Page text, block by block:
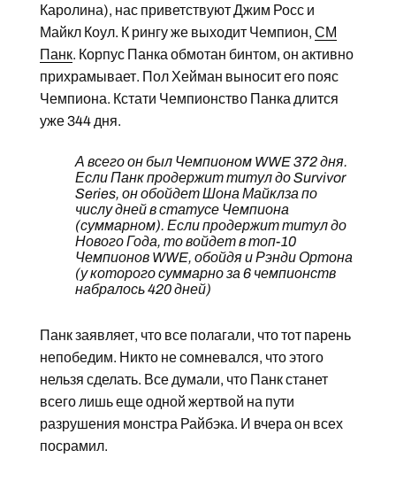
Каролина), нас приветствуют Джим Росс и
Майкл Коул. К рингу же выходит Чемпион, СМ
Панк. Корпус Панка обмотан бинтом, он активно
прихрамывает. Пол Хейман выносит его пояс
Чемпиона. Кстати Чемпионство Панка длится
уже 344 дня.
А всего он был Чемпионом WWE 372 дня.
Если Панк продержит титул до Survivor
Series, он обойдет Шона Майклза по
числу дней в статусе Чемпиона
(суммарном). Если продержит титул до
Нового Года, то войдет в топ-10
Чемпионов WWE, обойдя и Рэнди Ортона
(у которого суммарно за 6 чемпионств
набралось 420 дней)
Панк заявляет, что все полагали, что тот парень
непобедим. Никто не сомневался, что этого
нельзя сделать. Все думали, что Панк станет
всего лишь еще одной жертвой на пути
разрушения монстра Райбэка. И вчера он всех
посрамил.